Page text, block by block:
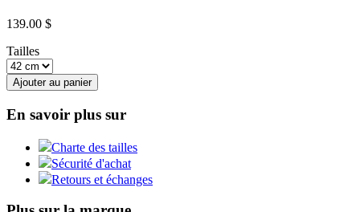
139.00 $
Tailles
Ajouter au panier
En savoir plus sur
Charte des tailles
Sécurité d'achat
Retours et échanges